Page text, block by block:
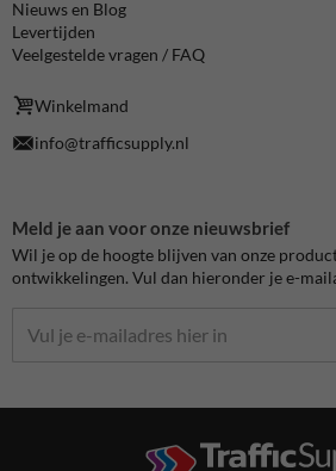
Nieuws en Blog
Levertijden
Veelgestelde vragen / FAQ
Winkelmand
info@trafficsupply.nl
Meld je aan voor onze nieuwsbrief
Wil je op de hoogte blijven van onze
ontwikkelingen. Vul dan hieronder je e-